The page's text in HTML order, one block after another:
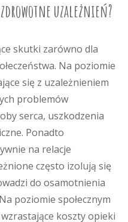
uzależnień?
skutki zarówno dla
Na poziomie
się z uzależnieniem
problemów
serca, uszkodzenia
Ponadto
na relacje
często izolują się
do osamotnienia
poziomie społecznym
koszty opieki